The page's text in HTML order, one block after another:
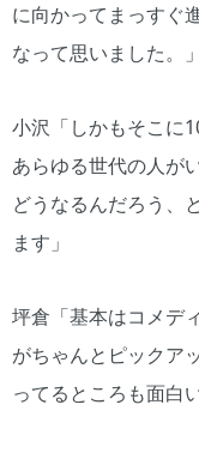
に向かってまっすぐ
なって思いました。」
小沢「しかもそこに
あらゆる世代の人が
どうなるんだろう、
ます」
坪倉「基本はコメデ
がちゃんとピックア
ってるところも面白